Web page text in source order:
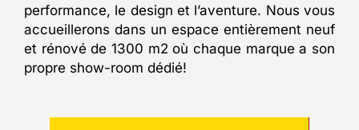
performance, le design et l’aventure. Nous vous
accueillerons dans un espace entièrement neuf
et rénové de 1300 m2 où chaque marque a son
propre show-room dédié!